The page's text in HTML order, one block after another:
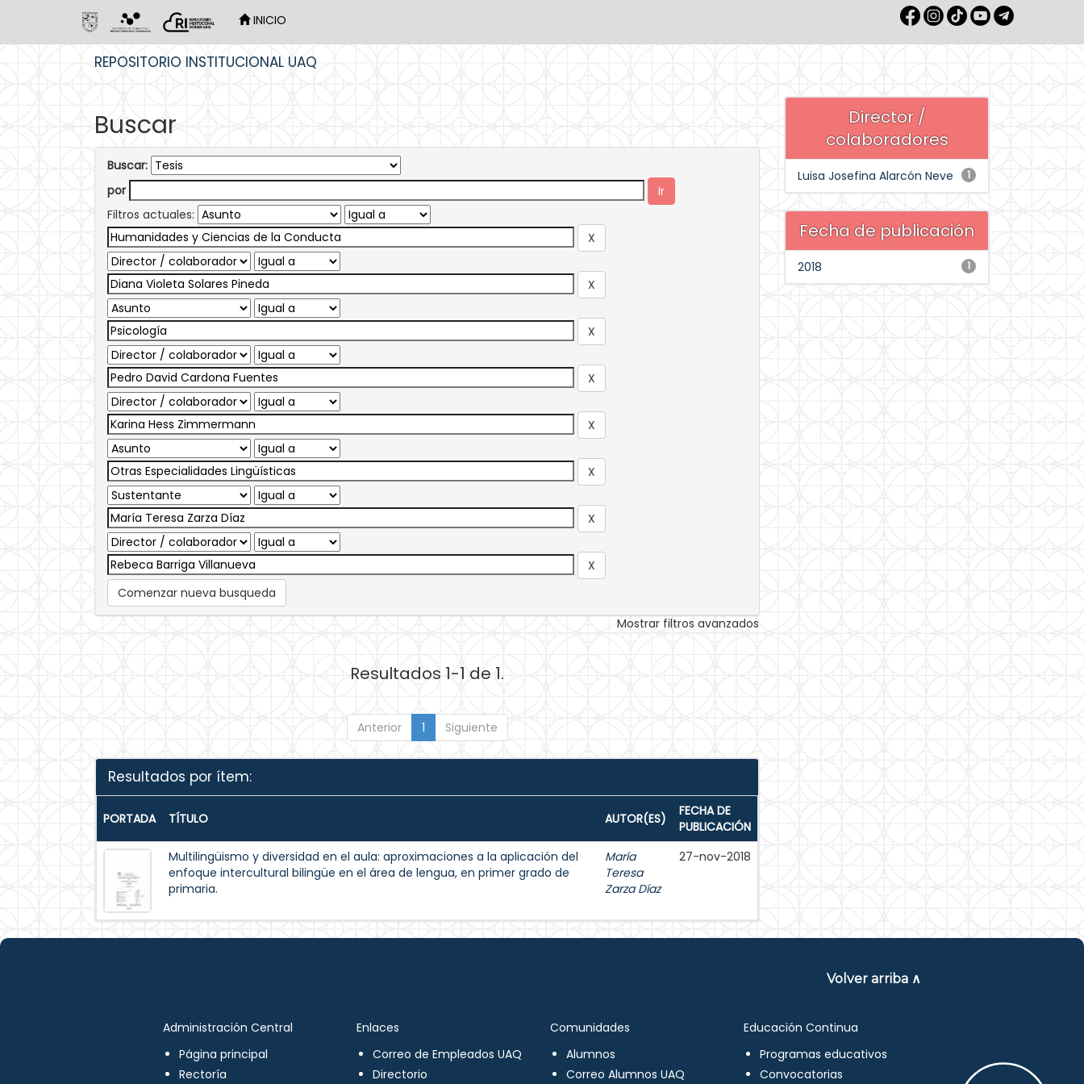
INICIO
REPOSITORIO INSTITUCIONAL UAQ
Buscar
Buscar:
por
Filtros actuales:
Comenzar nueva busqueda
Mostrar filtros avanzados
Resultados 1-1 de 1.
Anterior 1 Siguiente
Resultados por ítem:
PORTADA TÍTULO AUTOR(ES)
FECHA DE
PUBLICACIÓN
Multilingüismo y diversidad en el aula: aproximaciones a la aplicación del
enfoque intercultural bilingüe en el área de lengua, en primer grado de
primaria.
María
Teresa
Zarza Díaz
27-nov-2018
Director /
colaboradores
1
Luisa Josefina Alarcón Neve
Fecha de publicación
1
2018
Volver arriba ∧
Administración Central
Página principal
Rectoría
Enlaces
Correo de Empleados UAQ
Directorio
Comunidades
Alumnos
Correo Alumnos UAQ
Educación Continua
Programas educativos
Convocatorias